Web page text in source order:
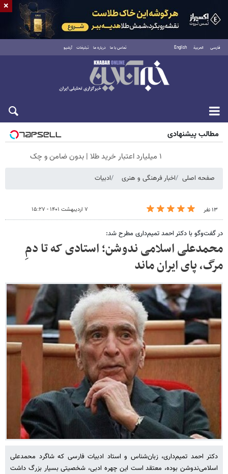
فارسی العربية English تماس با ما درباره ما تبلیغات آرشیو
جمعه ۱۶ مرداد ۱۴۰۵
مطالب پیشنهادی
۱ میلیارد اعتبار خرید طلا | بدون ضامن و چک
صفحه اصلی اخبار فرهنگی و هنری ادبیات
۱۳ نفر ۷ اردیبهشت ۱۴۰۱ - ۱۵:۲۷
در گفت‌وگو با دکتر احمد تمیم‌داری مطرح شد:
محمدعلی اسلامی ندوشن؛ استادی که تا دمِ
مرگ، پای ایران ماند
دکتر احمد تمیم‌داری، زبان‌شناس و استاد ادبیات فارسی که شاگرد محمدعلی
اسلامی‌ندوشن بوده، معتقد است این چهره ادبی، شخصیتی بسیار بزرگ داشت
×